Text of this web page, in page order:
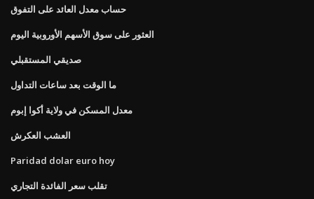
حساب معدل العائد على التفوق
العثور على سوق الأسهم الأوروبية اليوم
صديقي المستقبلي
ما الوقت بعد ساعات التداول
معدل المسكن في ولاية أكوا إبوم
العشب العكرش
Paridad dolar euro hoy
تقلب سعر الفائدة التجاري